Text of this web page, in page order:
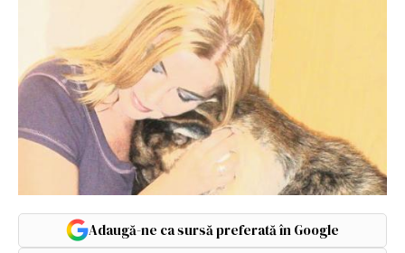
Adaugă-ne ca sursă preferată în Google